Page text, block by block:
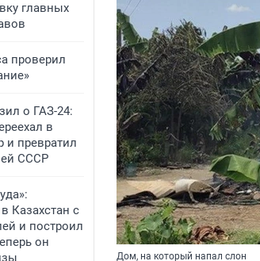
главных
проверил
о ГАЗ-24:
в
и превратил
СССР
Казахстан с
и построил
он
Дом, на который напал слон